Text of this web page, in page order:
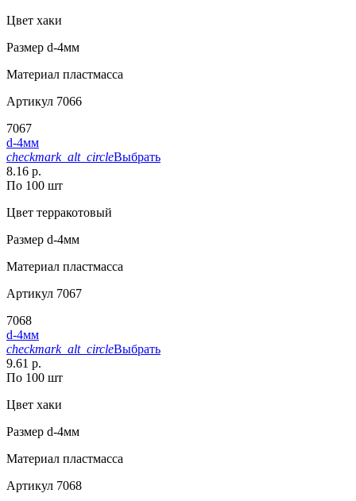
Цвет хаки
Размер d-4мм
Материал пластмасса
Артикул 7066
7067
d-4мм
checkmark_alt_circleВыбрать
8.16 р.
По 100 шт
Цвет терракотовый
Размер d-4мм
Материал пластмасса
Артикул 7067
7068
d-4мм
checkmark_alt_circleВыбрать
9.61 р.
По 100 шт
Цвет хаки
Размер d-4мм
Материал пластмасса
Артикул 7068